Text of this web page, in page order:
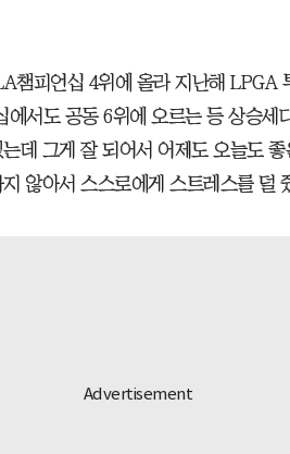
챔피언십 4위에 올라 지난해 LPGA
에서도 공동 6위에 오르는 등 상승세
데 그게 잘 되어서 어제도 오늘도
않아서 스스로에게 스트레스를 덜